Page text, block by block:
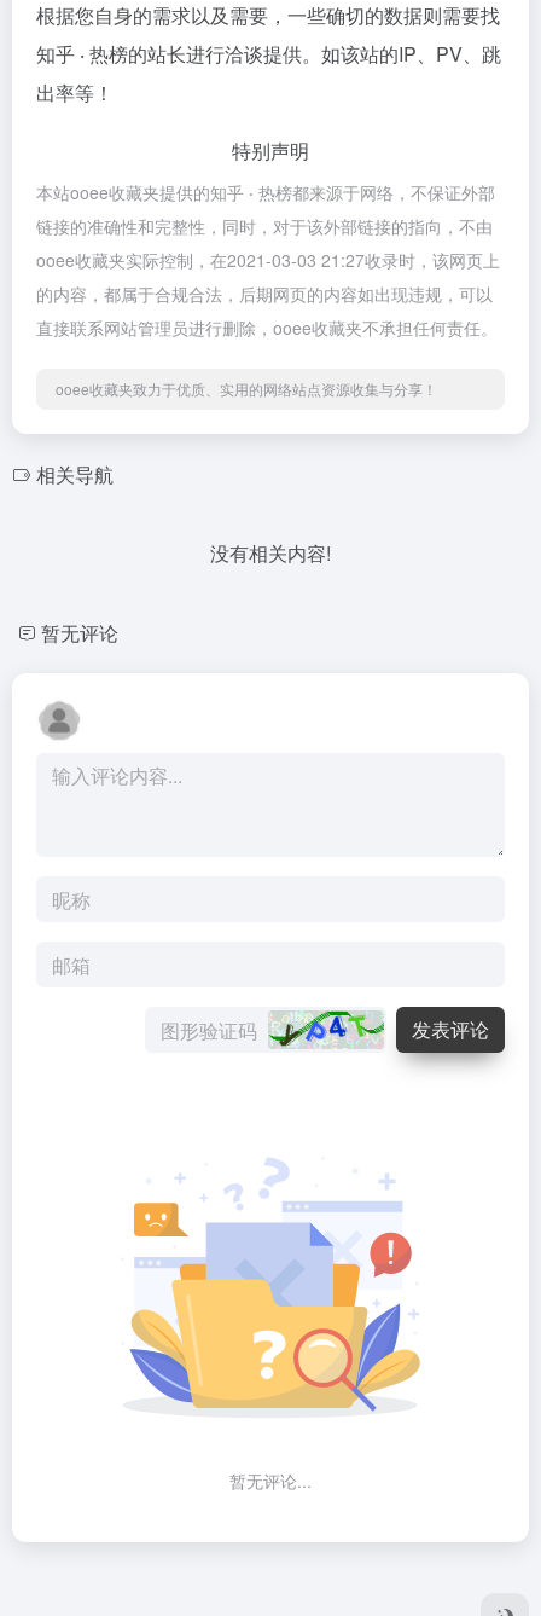
根据您自身的需求以及需要，一些确切的数据则需要找
知乎 ‧ 热榜的站长进行洽谈提供。如该站的IP、PV、跳
出率等！
特别声明
本站ooee收藏夹提供的知乎 ‧ 热榜都来源于网络，不保证外部
链接的准确性和完整性，同时，对于该外部链接的指向，不由
ooee收藏夹实际控制，在2021-03-03 21:27收录时，该网页上
的内容，都属于合规合法，后期网页的内容如出现违规，可以
直接联系网站管理员进行删除，ooee收藏夹不承担任何责任。
ooee收藏夹致力于优质、实用的网络站点资源收集与分享！
相关导航
没有相关内容!
暂无评论
发表评论
暂无评论...